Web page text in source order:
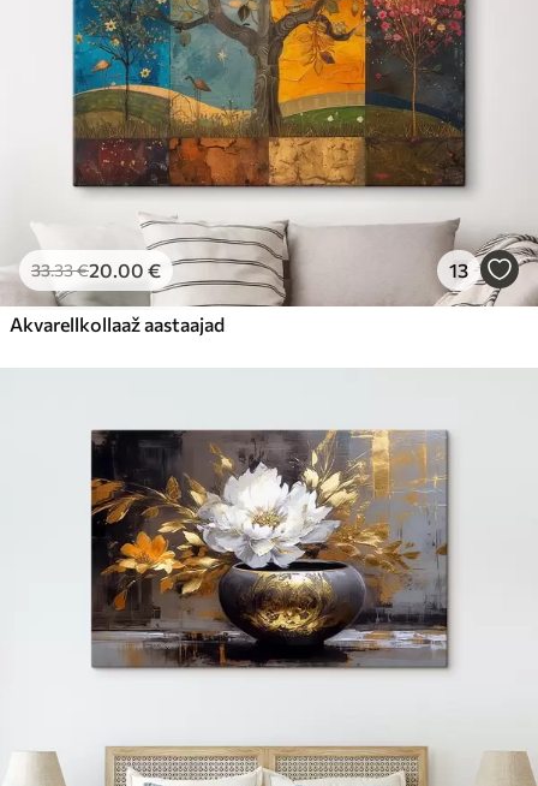
33.33€20.00 € 13
Akvarellkollaaž aastaajad